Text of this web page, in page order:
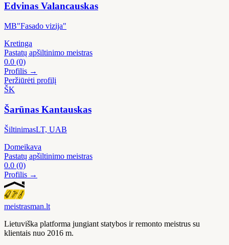
Edvinas Valancauskas
MB"Fasado vizija"
Kretinga
Pastatų apšiltinimo meistras
0.0 (0)
Profilis →
Peržiūrėti profilį
ŠK
Šarūnas Kantauskas
ŠiltinimasLT, UAB
Domeikava
Pastatų apšiltinimo meistras
0.0 (0)
Profilis →
meistrasman.lt
Lietuviška platforma jungiant statybos ir remonto meistrus su
klientais nuo 2016 m.